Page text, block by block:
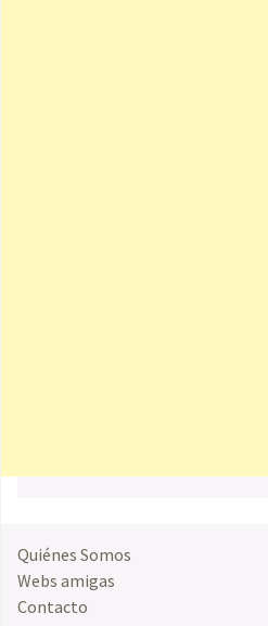
Quiénes Somos
Webs amigas
Contacto